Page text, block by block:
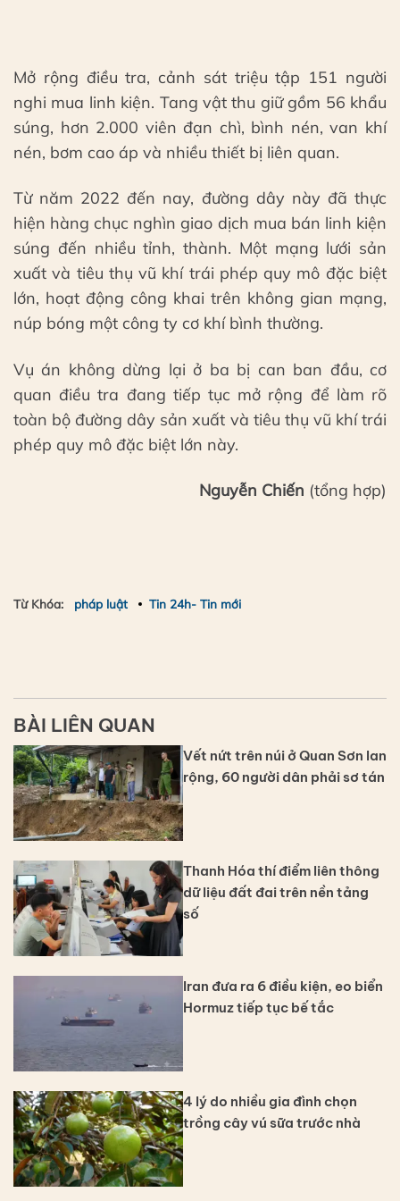
Mở rộng điều tra, cảnh sát triệu tập 151 người
nghi mua linh kiện. Tang vật thu giữ gồm 56 khẩu
súng, hơn 2.000 viên đạn chì, bình nén, van khí
nén, bơm cao áp và nhiều thiết bị liên quan.
Từ năm 2022 đến nay, đường dây này đã thực
hiện hàng chục nghìn giao dịch mua bán linh kiện
súng đến nhiều tỉnh, thành. Một mạng lưới sản
xuất và tiêu thụ vũ khí trái phép quy mô đặc biệt
lớn, hoạt động công khai trên không gian mạng,
núp bóng một công ty cơ khí bình thường.
Vụ án không dừng lại ở ba bị can ban đầu, cơ
quan điều tra đang tiếp tục mở rộng để làm rõ
toàn bộ đường dây sản xuất và tiêu thụ vũ khí trái
phép quy mô đặc biệt lớn này.
Nguyễn Chiến (tổng hợp)
Từ Khóa: pháp luật Tin 24h- Tin mới
BÀI LIÊN QUAN
Vết nứt trên núi ở Quan Sơn lan
rộng, 60 người dân phải sơ tán
Thanh Hóa thí điểm liên thông
dữ liệu đất đai trên nền tảng
số
Iran đưa ra 6 điều kiện, eo biển
Hormuz tiếp tục bế tắc
4 lý do nhiều gia đình chọn
trồng cây vú sữa trước nhà